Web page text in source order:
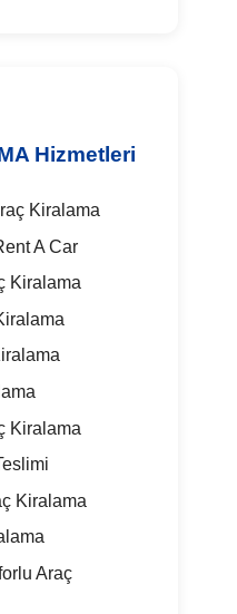
Hizmetleri
Kiralama
A Car
Kiralama
Kiralama
Kiralama
Araç